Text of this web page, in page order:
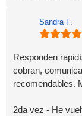
Sandra F.
Responden
cobran,
recomendables.
2da vez - He